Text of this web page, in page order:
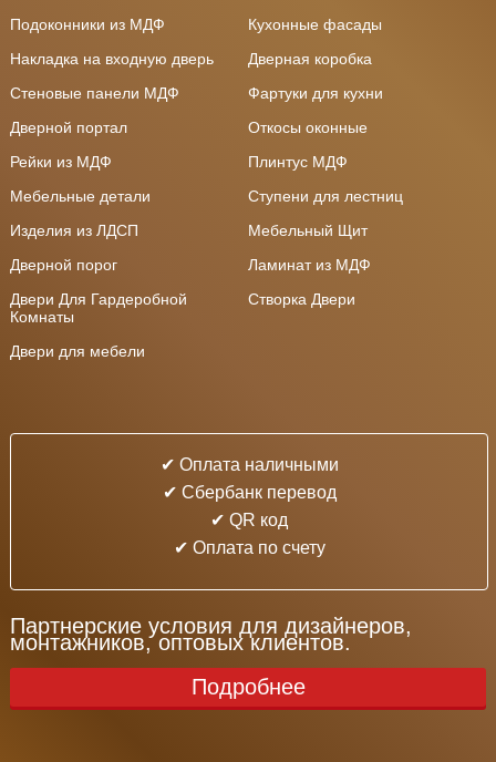
Подоконники из МДФ
Кухонные фасады
Накладка на входную дверь
Дверная коробка
Стеновые панели МДФ
Фартуки для кухни
Дверной портал
Откосы оконные
Рейки из МДФ
Плинтус МДФ
Мебельные детали
Ступени для лестниц
Изделия из ЛДСП
Мебельный Щит
Дверной порог
Ламинат из МДФ
Двери Для Гардеробной
Комнаты
Створка Двери
Двери для мебели
✔ Оплата наличными
✔ Cбербанк перевод
✔ QR код
✔ Оплата по счету
Партнерские условия для дизайнеров,
монтажников, оптовых клиентов.
Подробнее